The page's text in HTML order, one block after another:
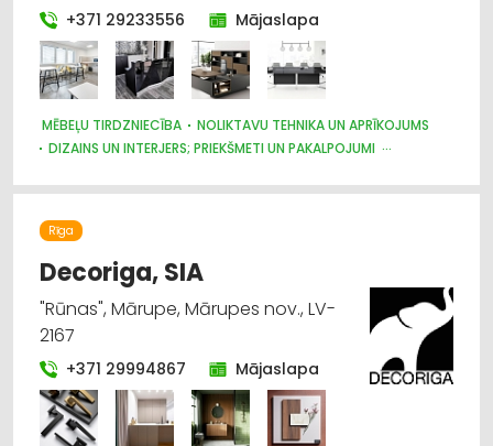
+371 29233556 Mājaslapa
MĒBEĻU TIRDZNIECĪBA
NOLIKTAVU TEHNIKA UN APRĪKOJUMS
DIZAINS UN INTERJERS; PRIEKŠMETI UN PAKALPOJUMI
Rīga
Decoriga, SIA
"Rūnas", Mārupe, Mārupes nov., LV-
2167
+371 29994867 Mājaslapa